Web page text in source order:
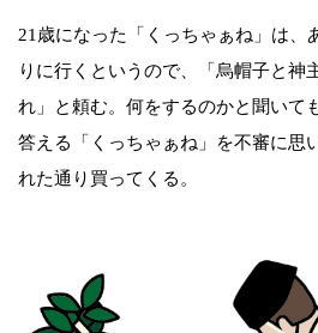
21歳になった「くっちゃぁね」は、
りに行くというので、「烏帽子と神
れ」と頼む。何をするのかと聞いて
答える「くっちゃぁね」を不審に思
れた通り買ってくる。